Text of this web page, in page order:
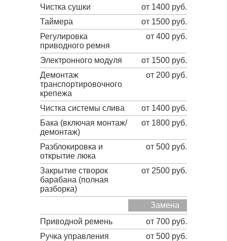
Чистка сушки
от 1400 руб.
Таймера
от 1500 руб.
Регулировка
приводного ремня
от 400 руб.
Электронного модуля
от 1500 руб.
Демонтаж
транспортировочного
крепежа
от 200 руб.
Чистка системы слива
от 1400 руб.
Бака (включая монтаж/
демонтаж)
от 1800 руб.
Разблокировка и
открытие люка
от 500 руб.
Закрытие створок
барабана (полная
разборка)
от 2500 руб.
Замена
Приводной ремень
от 700 руб.
Ручка управления
от 500 руб.